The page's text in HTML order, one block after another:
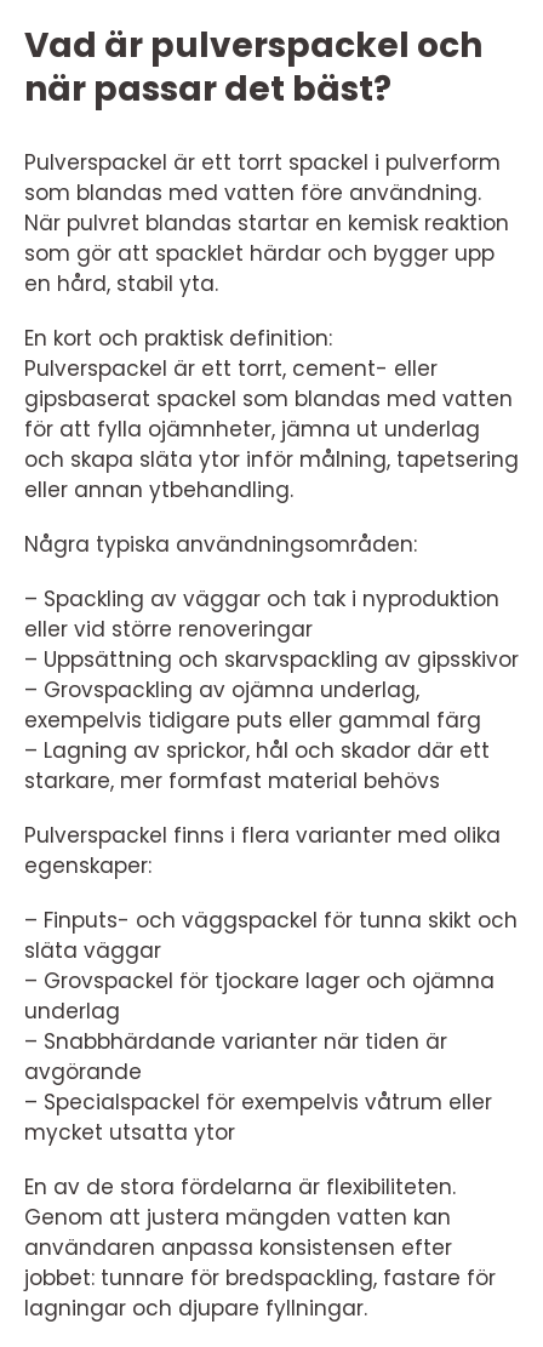
Vad är pulverspackel och
när passar det bäst?
Pulverspackel är ett torrt spackel i pulverform
som blandas med vatten före användning.
När pulvret blandas startar en kemisk reaktion
som gör att spacklet härdar och bygger upp
en hård, stabil yta.
En kort och praktisk definition:
Pulverspackel är ett torrt, cement- eller
gipsbaserat spackel som blandas med vatten
för att fylla ojämnheter, jämna ut underlag
och skapa släta ytor inför målning, tapetsering
eller annan ytbehandling.
Några typiska användningsområden:
– Spackling av väggar och tak i nyproduktion
eller vid större renoveringar
– Uppsättning och skarvspackling av gipsskivor
– Grovspackling av ojämna underlag,
exempelvis tidigare puts eller gammal färg
– Lagning av sprickor, hål och skador där ett
starkare, mer formfast material behövs
Pulverspackel finns i flera varianter med olika
egenskaper:
– Finputs- och väggspackel för tunna skikt och
släta väggar
– Grovspackel för tjockare lager och ojämna
underlag
– Snabbhärdande varianter när tiden är
avgörande
– Specialspackel för exempelvis våtrum eller
mycket utsatta ytor
En av de stora fördelarna är flexibiliteten.
Genom att justera mängden vatten kan
användaren anpassa konsistensen efter
jobbet: tunnare för bredspackling, fastare för
lagningar och djupare fyllningar.